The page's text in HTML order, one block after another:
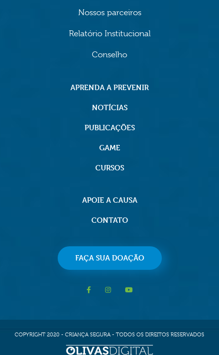
Nossos parceiros
Relatório Institucional
Conselho
APRENDA A PREVENIR
NOTÍCIAS
PUBLICAÇÕES
GAME
CURSOS
APOIE A CAUSA
CONTATO
FAÇA SUA DOAÇÃO
COPYRIGHT 2020 - CRIANÇA SEGURA - TODOS OS DIREITOS RESERVADOS